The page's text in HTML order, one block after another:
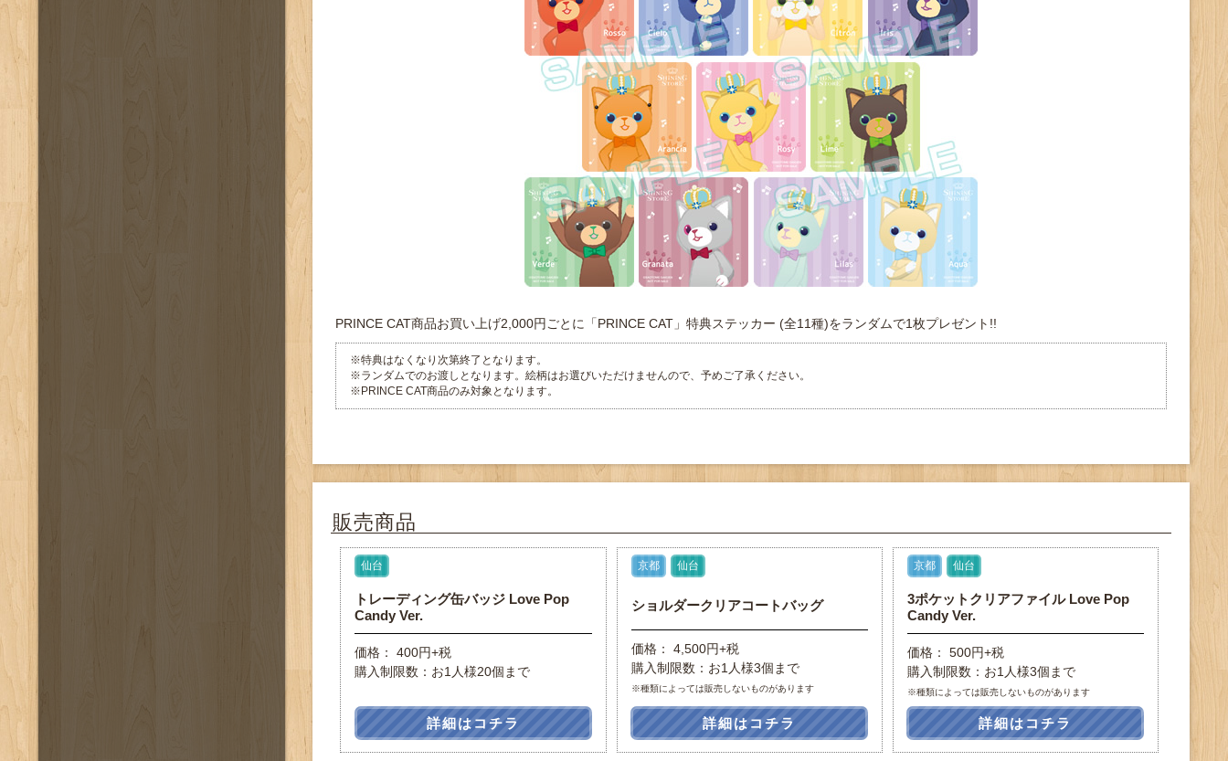
PRINCE CAT商品お買い上げ2,000円ごとに「PRINCE CAT」特典ステッカー (全11種)をランダムで1枚プレゼント!!
※特典はなくなり次第終了となります。
※ランダムでのお渡しとなります。絵柄はお選びいただけませんので、予めご了承ください。
※PRINCE CAT商品のみ対象となります。
販売商品
仙台
トレーディング缶バッジ Love Pop
Candy Ver.
価格： 400円+税
購入制限数：お1人様20個まで
詳細はコチラ
京都 仙台
ショルダークリアコートバッグ
価格： 4,500円+税
購入制限数：お1人様3個まで
※種類によっては販売しないものがあります
詳細はコチラ
京都 仙台
3ポケットクリアファイル Love Pop
Candy Ver.
価格： 500円+税
購入制限数：お1人様3個まで
※種類によっては販売しないものがあります
詳細はコチラ